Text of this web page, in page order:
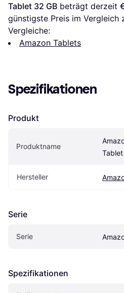
Tablet 32 GB beträgt derzeit
günstigste Preis im Vergleich
Vergleiche:
Amazon Tablets
Spezifikationen
Produkt
Produktname
Hersteller
Serie
Serie
Spezifikationen